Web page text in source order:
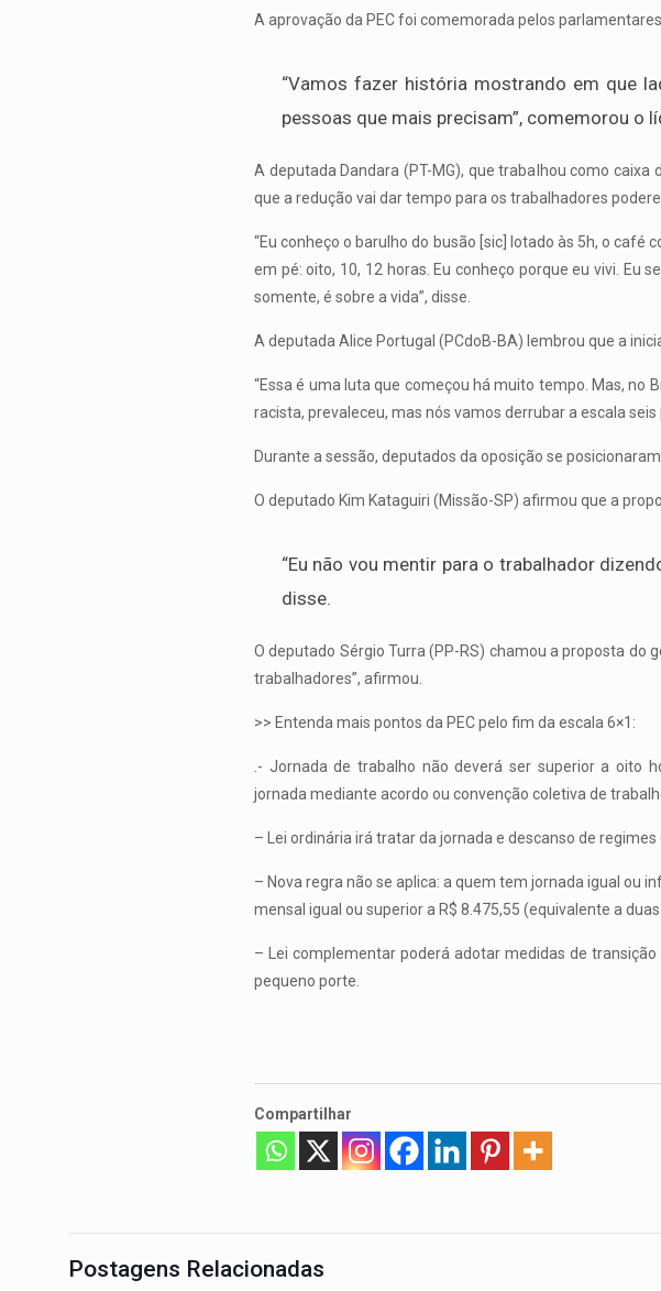
A aprovação da PEC foi comemorada pelos
“Vamos fazer história mostrando em que
pessoas que mais precisam”, comemorou o
A deputada Dandara (PT-MG), que trabalhou como
que a redução vai dar tempo para os trabalhadores
“Eu conheço o barulho do busão [sic] lotado às 5h, o
em pé: oito, 10, 12 horas. Eu conheço porque eu vivi. Eu
somente, é sobre a vida”, disse.
A deputada Alice Portugal (PCdoB-BA) lembrou que a
“Essa é uma luta que começou há muito tempo. Mas, no
racista, prevaleceu, mas nós vamos derrubar a escala
Durante a sessão, deputados da oposição se
O deputado Kim Kataguiri (Missão-SP) afirmou que a
“Eu não vou mentir para o trabalhador
disse.
O deputado Sérgio Turra (PP-RS) chamou a proposta do
trabalhadores”, afirmou.
>> Entenda mais pontos da PEC pelo fim da escala 6×1:
.- Jornada de trabalho não deverá ser superior a oito
jornada mediante acordo ou convenção coletiva de
– Lei ordinária irá tratar da jornada e descanso de
– Nova regra não se aplica: a quem tem jornada igual ou
mensal igual ou superior a R$ 8.475,55 (equivalente a
– Lei complementar poderá adotar medidas de
pequeno porte.
Compartilhar
Postagens Relacionadas